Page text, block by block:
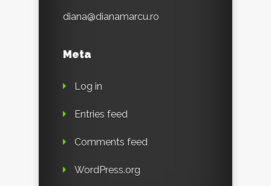
diana@dianamarcu.ro
Meta
Log in
Entries feed
Comments feed
WordPress.org